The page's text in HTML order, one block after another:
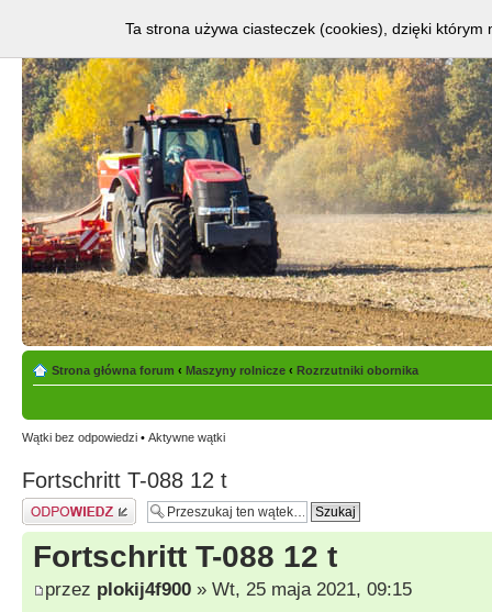
Strona główna forum ‹ Maszyny rolnicze ‹ Rozrzutniki obornika
Wątki bez odpowiedzi • Aktywne wątki
Fortschritt T-088 12 t
Odpowiedz
Fortschritt T-088 12 t
przez plokij4f900 » Wt, 25 maja 2021, 09:15
Ta strona używa ciasteczek (cookies), dzięki którym